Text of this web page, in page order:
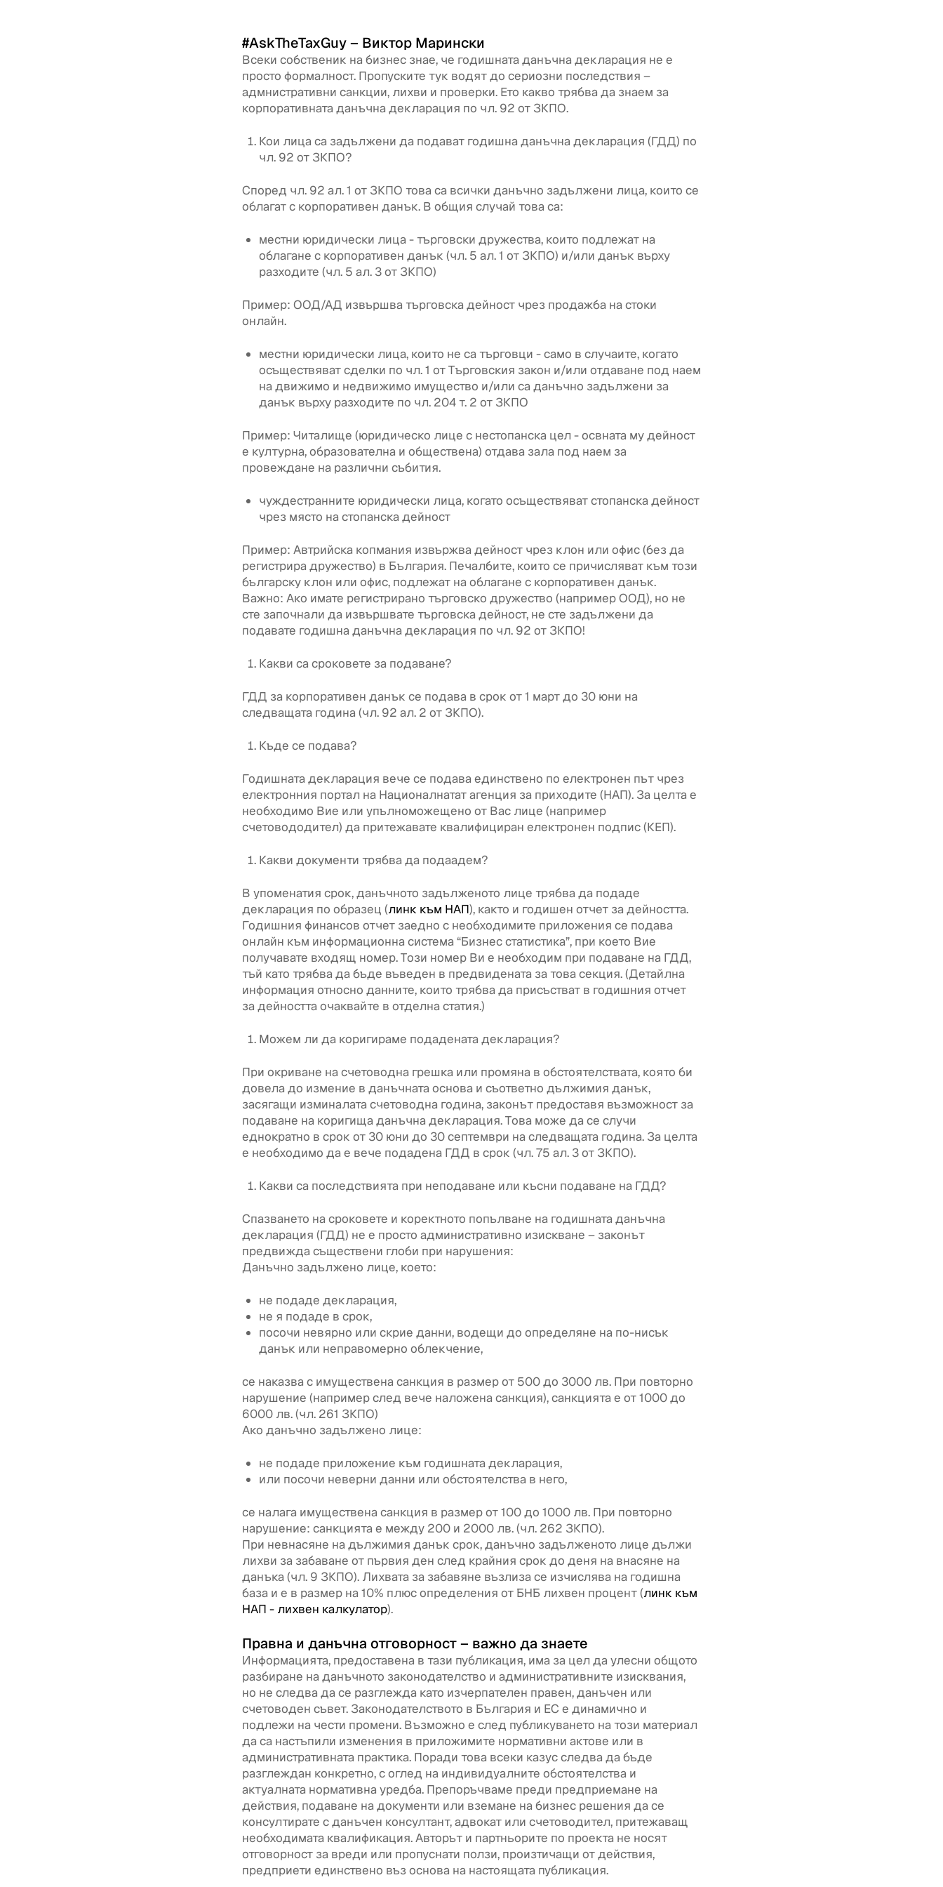
#AskTheTaxGuy – Виктор Марински
Всеки собственик на бизнес знае, че годишната данъчна декларация не е
просто формалност. Пропуските тук водят до сериозни последствия –
адмнистративни санкции, лихви и проверки. Ето какво трябва да знаем за
корпоративната данъчна декларация по чл. 92 от ЗКПО.
Кои лица са задължени да подават годишна данъчна декларация (ГДД) по
чл. 92 от ЗКПО?
Според чл. 92 ал. 1 от ЗКПО това са всички данъчно задължени лица, които се
облагат с корпоративен данък. В общия случай това са:
местни юридически лица - търговски дружества, които подлежат на
облагане с корпоративен данък (чл. 5 ал. 1 от ЗКПО) и/или данък върху
разходите (чл. 5 ал. 3 от ЗКПО)
Пример: ООД/АД извършва търговска дейност чрез продажба на стоки
онлайн.
местни юридически лица, които не са търговци - само в случаите, когато
осъществяват сделки по чл. 1 от Търговския закон и/или отдаване под наем
на движимо и недвижимо имущество и/или са данъчно задължени за
данък върху разходите по чл. 204 т. 2 от ЗКПО
Пример: Читалище (юридическо лице с нестопанска цел - освната му дейност
е културна, образователна и обществена) отдава зала под наем за
провеждане на различни събития.
чуждестранните юридически лица, когато осъществяват стопанска дейност
чрез място на стопанска дейност
Пример: Автрийска копмания извържва дейност чрез клон или офис (без да
регистрира дружество) в България. Печалбите, които се причисляват към този
българску клон или офис, подлежат на облагане с корпоративен данък.
Важно: Ако имате регистрирано търговско дружество (например ООД), но не
сте започнали да извършвате търговска дейност, не сте задължени да
подавате годишна данъчна декларация по чл. 92 от ЗКПО!
Какви са сроковете за подаване?
ГДД за корпоративен данък се подава в срок от 1 март до 30 юни на
следващата година (чл. 92 ал. 2 от ЗКПО).
Къде се подава?
Годишната декларация вече се подава единствено по електронен път чрез
електронния портал на Националнатат агенция за приходите (НАП). За целта е
необходимо Вие или упълноможещено от Вас лице (например
счетовододител) да притежавате квалифициран електронен подпис (КЕП).
Какви документи трябва да подаадем?
В упоменатия срок, данъчното задълженото лице трябва да подаде
декларация по образец (линк към НАП), както и годишен отчет за дейността.
Годишния финансов отчет заедно с необходимите приложения се подава
онлайн към информационна система “Бизнес статистика”, при което Вие
получавате входящ номер. Този номер Ви е необходим при подаване на ГДД,
тъй като трябва да бъде въведен в предвидената за това секция. (Детайлна
информация относно данните, които трябва да присъстват в годишния отчет
за дейността очаквайте в отделна статия.)
Можем ли да коригираме подадената декларация?
При окриване на счетоводна грешка или промяна в обстоятелствата, която би
довела до измение в данъчната основа и съответно дължимия данък,
засягащи изминалата счетоводна година, законът предоставя възможност за
подаване на коригища данъчна декларация. Това може да се случи
еднократно в срок от 30 юни до 30 септември на следващата година. За целта
е необходимо да е вече подадена ГДД в срок (чл. 75 ал. 3 от ЗКПО).
Какви са последствията при неподаване или късни подаване на ГДД?
Спазването на сроковете и коректното попълване на годишната данъчна
декларация (ГДД) не е просто административно изискване – законът
предвижда съществени глоби при нарушения:
Данъчно задължено лице, което:
не подаде декларация,
не я подаде в срок,
посочи невярно или скрие данни, водещи до определяне на по-нисък
данък или неправомерно облекчение,
се наказва с имуществена санкция в размер от 500 до 3000 лв. При повторно
нарушение (например след вече наложена санкция), санкцията е от 1000 до
6000 лв. (чл. 261 ЗКПО)
Ако данъчно задължено лице:
не подаде приложение към годишната декларация,
или посочи неверни данни или обстоятелства в него,
се налага имуществена санкция в размер от 100 до 1000 лв. При повторно
нарушение: санкцията е между 200 и 2000 лв. (чл. 262 ЗКПО).
При невнасяне на дължимия данък срок, данъчно задълженото лице дължи
лихви за забаване от първия ден след крайния срок до деня на внасяне на
данъка (чл. 9 ЗКПО). Лихвата за забавяне възлиза се изчислява на годишна
база и е в размер на 10% плюс определения от БНБ лихвен процент (линк към
НАП - лихвен калкулатор).
Правна и данъчна отговорност – важно да знаете
Информацията, предоставена в тази публикация, има за цел да улесни общото
разбиране на данъчното законодателство и административните изисквания,
но не следва да се разглежда като изчерпателен правен, данъчен или
счетоводен съвет. Законодателството в България и ЕС е динамично и
подлежи на чести промени. Възможно е след публикуването на този материал
да са настъпили изменения в приложимите нормативни актове или в
административната практика. Поради това всеки казус следва да бъде
разглеждан конкретно, с оглед на индивидуалните обстоятелства и
актуалната нормативна уредба. Препоръчваме преди предприемане на
действия, подаване на документи или вземане на бизнес решения да се
консултирате с данъчен консултант, адвокат или счетоводител, притежаващ
необходимата квалификация. Авторът и партньорите по проекта не носят
отговорност за вреди или пропуснати ползи, произтичащи от действия,
предприети единствено въз основа на настоящата публикация.